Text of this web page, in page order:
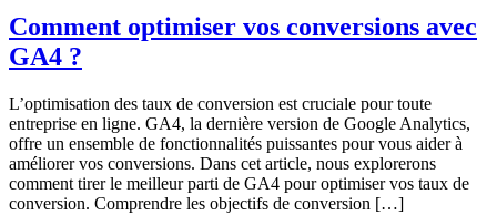
Comment optimiser vos conversions avec
GA4 ?
L’optimisation des taux de conversion est cruciale pour toute
entreprise en ligne. GA4, la dernière version de Google Analytics,
offre un ensemble de fonctionnalités puissantes pour vous aider à
améliorer vos conversions. Dans cet article, nous explorerons
comment tirer le meilleur parti de GA4 pour optimiser vos taux de
conversion. Comprendre les objectifs de conversion […]